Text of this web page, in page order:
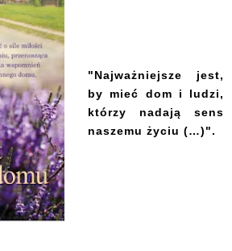
"Najważniejsze jest,
by mieć dom i ludzi,
którzy nadają sens
naszemu życiu (…)".